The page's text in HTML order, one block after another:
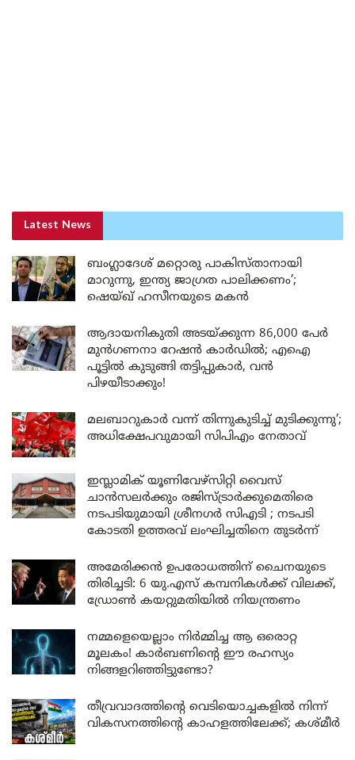
Latest News
ബംഗ്ലാദേശ് മറ്റൊരു പാകിസ്താനായി
മാറുന്നു, ഇന്ത്യ ജാഗ്രത പാലിക്കണം’;
ഷെയ്ഖ് ഹസീനയുടെ മകൻ
ആദായനികുതി അടയ്ക്കുന്ന 86,000 പേർ
മുൻഗണനാ റേഷൻ കാർഡിൽ; എഐ
പൂട്ടിൽ കുടുങ്ങി തട്ടിപ്പുകാർ, വൻ
പിഴയീടാക്കും!
മലബാറുകാർ വന്ന് തിന്നുകുടിച്ച് മുടിക്കുന്നു’;
അധിക്ഷേപവുമായി സിപിഎം നേതാവ്
ഇസ്ലാമിക് യൂണിവേഴ്സിറ്റി വൈസ്
ചാൻസലർക്കും രജിസ്ട്രാർക്കുമെതിരെ
നടപടിയുമായി ശ്രീനഗർ സിഎടി ; നടപടി
കോടതി ഉത്തരവ് ലംഘിച്ചതിനെ തുടർന്ന്
അമേരിക്കൻ ഉപരോധത്തിന് ചൈനയുടെ
തിരിച്ചടി: 6 യു.എസ് കമ്പനികൾക്ക് വിലക്ക്,
ഡ്രോൺ കയറ്റുമതിയിൽ നിയന്ത്രണം
നമ്മളെയെല്ലാം നിർമ്മിച്ച ആ ഒരൊറ്റ
മൂലകം! കാർബണിന്റെ ഈ രഹസ്യം
നിങ്ങളറിഞ്ഞിട്ടുണ്ടോ?
തീവ്രവാദത്തിന്റെ വെടിയൊച്ചകളിൽ നിന്ന്
വികസനത്തിന്റെ കാഹളത്തിലേക്ക്; കശ്മീർ